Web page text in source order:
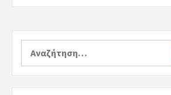
Αναζήτηση
για: